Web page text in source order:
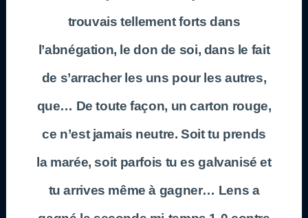
trouvais tellement forts dans
l’abnégation, le don de soi, dans le fait
de s’arracher les uns pour les autres,
que… De toute façon, un carton rouge,
ce n’est jamais neutre. Soit tu prends
la marée, soit parfois tu es galvanisé et
tu arrives même à gagner… Lens a